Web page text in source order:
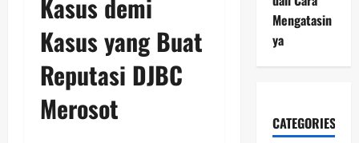
Kasus demi
Kasus yang Buat
Reputasi DJBC
Merosot
Mengatasin
ya
CATEGORIES